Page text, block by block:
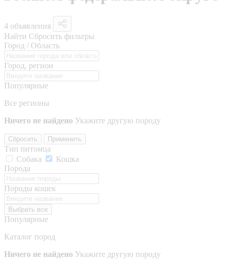
4 объявления
Найти Сбросить фильтры
Город / Область
Город, регион
Популярные
Все регионы
Ничего не найдено Укажите другую породу
Сбросить Применить
Тип питомца
Собака
Кошка
Порода
Породы кошек
Выбрать все
Популярные
Каталог пород
Ничего не найдено Укажите другую породу